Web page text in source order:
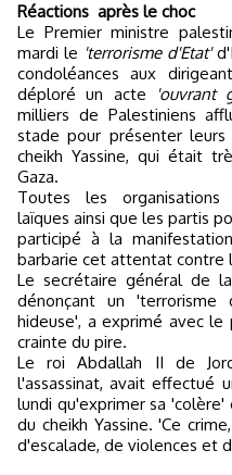
Réactions après le choc
Le Premier ministre
mardi le 'terrorisme d'Etat'
condoléances aux
déploré un acte 'ouvrant
milliers de Palestiniens
stade pour présenter
cheikh Yassine, qui était
Gaza.
Toutes les organisations
laïques ainsi que les partis
participé à la
barbarie cet attentat contre
Le secrétaire général de
dénonçant un
hideuse', a exprimé avec
crainte du pire.
Le roi Abdallah II de
l'assassinat, avait effectué
lundi qu'exprimer sa 'colère'
du cheikh Yassine. 'Ce
d'escalade, de violences et